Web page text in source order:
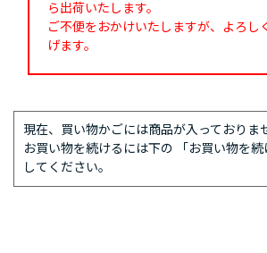
ら出荷いたします。
ご不便をおかけいたしますが、よろし
げます。
現在、買い物かごには商品が入っておりま
お買い物を続けるには下の 「お買い物を続
してください。